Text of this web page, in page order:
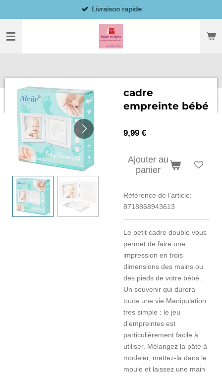
au
contenu
Livraison rapide
cadre
empreinte bébé
9,99 €
Ajouter au
panier
Référence de l'article:
8718868943613
Le petit cadre double vous
permet de faire une
impression en trois
dimensions des mains ou
des pieds de votre bébé.
Un souvenir qui durera
toute une vie.Manipulation
très simple : le jeu
d'empreintes est
particulièrement facile à
utiliser. Mélangez la pâte à
modeler, mettez-la dans le
moule et laissez une main